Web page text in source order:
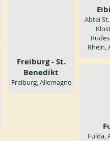
Freiburg - St.
Benedikt
Freiburg, Allemagne
Abtei
Rhein,
Fulda,